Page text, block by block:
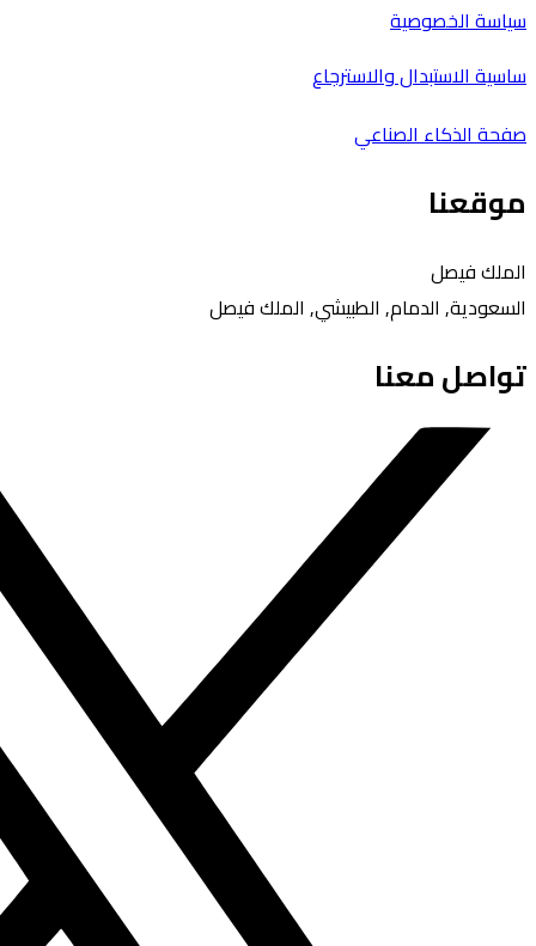
سياسة الخصوصية
ساسية الاستبدال والاسترجاع
صفحة الذكاء الصناعي
موقعنا
الملك فيصل
السعودية, الدمام, الطبيشي, الملك فيصل
تواصل معنا